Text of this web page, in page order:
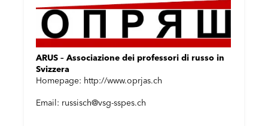
ARUS – Associazione dei professori di russo in
Svizzera
Homepage: http://www.oprjas.ch
Email: russisch@vsg-sspes.ch